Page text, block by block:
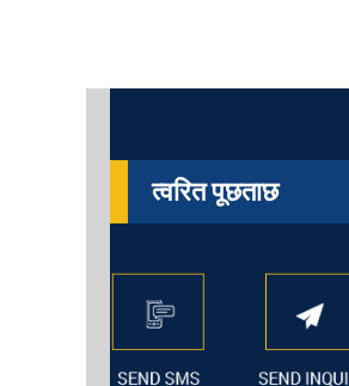
त्वरित पूछताछ